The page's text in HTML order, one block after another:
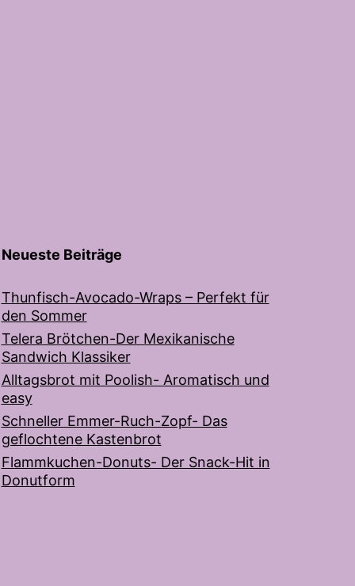
Neueste Beiträge
Thunfisch-Avocado-Wraps – Perfekt für
den Sommer
Telera Brötchen-Der Mexikanische
Sandwich Klassiker
Alltagsbrot mit Poolish- Aromatisch und
easy
Schneller Emmer-Ruch-Zopf- Das
geflochtene Kastenbrot
Flammkuchen-Donuts- Der Snack-Hit in
Donutform